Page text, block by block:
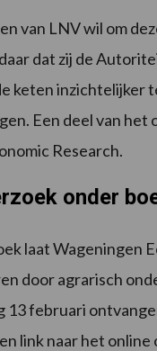
van LNV wil om
dat zij de
keten inzichtelijker
Een deel van
Research.
onder
laat Wageningen
door agrarisch
13 februari
link naar het online